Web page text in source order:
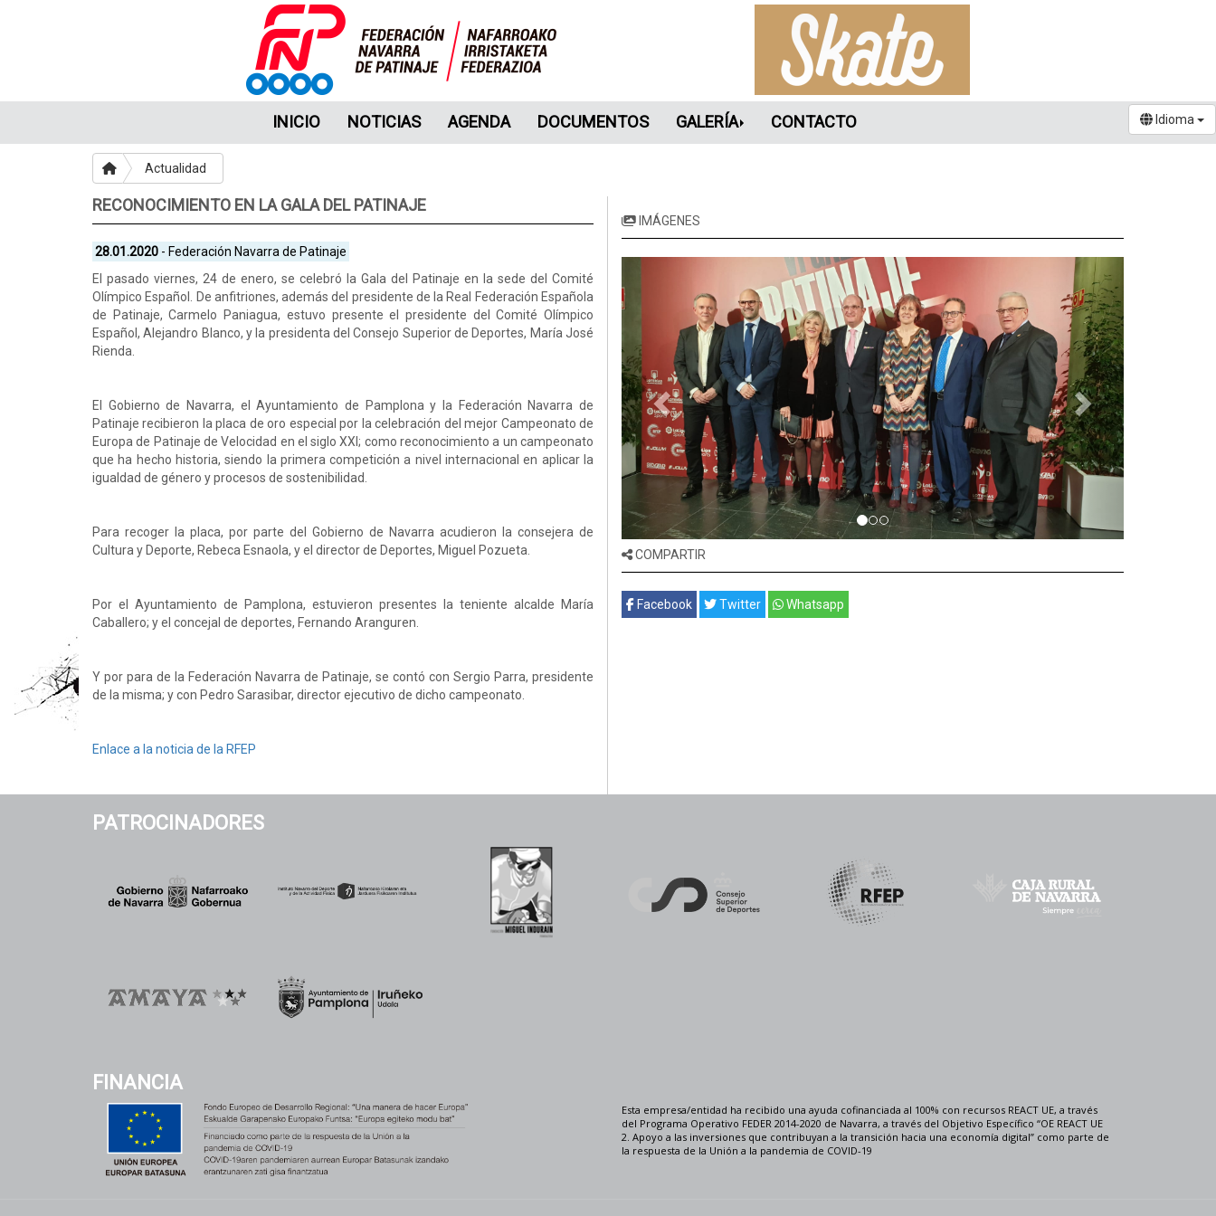
INICIO NOTICIAS AGENDA DOCUMENTOS GALERÍA CONTACTO Idioma
Actualidad
RECONOCIMIENTO EN LA GALA DEL PATINAJE
28.01.2020- Federación Navarra de Patinaje
El pasado viernes, 24 de enero, se celebró la Gala del Patinaje en la sede del Comité
Olímpico Español. De anfitriones, además del presidente de la Real Federación Española
de Patinaje, Carmelo Paniagua, estuvo presente el presidente del Comité Olímpico
Español, Alejandro Blanco, y la presidenta del Consejo Superior de Deportes, María José
Rienda.
El Gobierno de Navarra, el Ayuntamiento de Pamplona y la Federación Navarra de
Patinaje recibieron la placa de oro especial por la celebración del mejor Campeonato de
Europa de Patinaje de Velocidad en el siglo XXI; como reconocimiento a un campeonato
que ha hecho historia, siendo la primera competición a nivel internacional en aplicar la
igualdad de género y procesos de sostenibilidad.
Para recoger la placa, por parte del Gobierno de Navarra acudieron la consejera de
Cultura y Deporte, Rebeca Esnaola, y el director de Deportes, Miguel Pozueta.
Por el Ayuntamiento de Pamplona, estuvieron presentes la teniente alcalde María
Caballero; y el concejal de deportes, Fernando Aranguren.
Y por para de la Federación Navarra de Patinaje, se contó con Sergio Parra, presidente
de la misma; y con Pedro Sarasibar, director ejecutivo de dicho campeonato.
Enlace a la noticia de la RFEP
IMÁGENES
COMPARTIR
Facebook Twitter Whatsapp
PATROCINADORES
FINANCIA
Esta empresa/entidad ha recibido una ayuda cofinanciada al 100% con recursos REACT UE, a través
del Programa Operativo FEDER 2014-2020 de Navarra, a través del Objetivo Específico “OE REACT UE
2. Apoyo a las inversiones que contribuyan a la transición hacia una economía digital” como parte de
la respuesta de la Unión a la pandemia de COVID-19